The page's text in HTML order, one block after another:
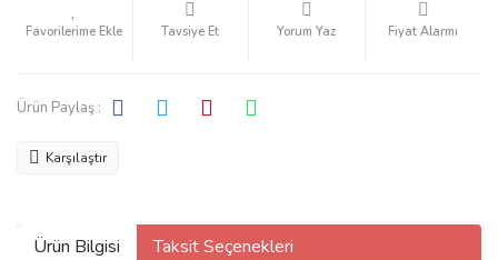
Tavsiye Et Yorum Yaz Fiyat Alarmı
Ürün Paylaş :
Karşılaştır
Ürün Bilgisi Taksit Seçenekleri